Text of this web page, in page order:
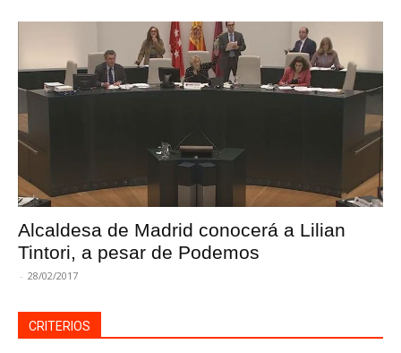
Alcaldesa de Madrid conocerá a Lilian
Tintori, a pesar de Podemos
- 28/02/2017
CRITERIOS